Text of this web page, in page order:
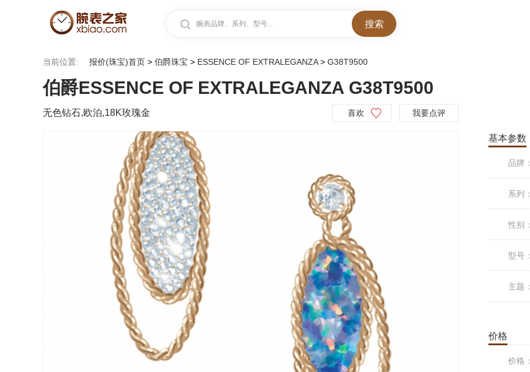
腕表品牌、系列、型号...
当前位置: 报价(珠宝)首页 > 伯爵珠宝 > ESSENCE OF EXTRALEGANZA> G38T9500
伯爵ESSENCE OF EXTRALEGANZA G38T9500
无色钻石,欧泊,18K玫瑰金 喜欢 我要点评
基本参数
品牌：
系列：
性别：
型号：
主题：
价格
价格：